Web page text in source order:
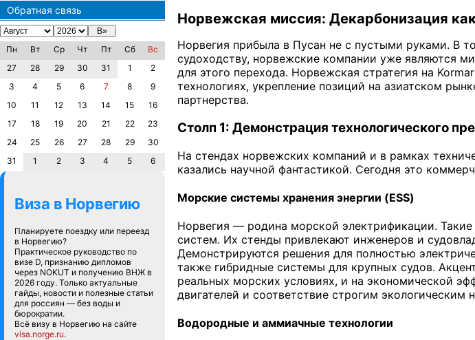
Обратная связь
Пн Вт Ср Чт Пт Сб
Вс
27
28 29 30 31 1
2
3
4 5 6 7 8
9
10
11 12 13 14 15
16
17
18 19 20 21 22
23
24
25 26 27 28 29
30
31
1 2 3 4 5 6
Виза в Норвегию
Планируете поездку или переезд
в Норвегию?
Практическое руководство по
визе D, признанию дипломов
через NOKUT и получению ВНЖ в
2026 году. Только актуальные
гайды, новости и полезные статьи
для россиян — без воды и
бюрократии.
Всё визу в Норвегию на сайте
visa.norge.ru.
Норвежская миссия: Декарбонизация
Норвегия прибыла в Пусан не с пустыми руками. В
судоходству, норвежские компании уже являются
для этого перехода. Норвежская стратегия на
технологиях, укрепление позиций на азиатском
партнерства.
Столп 1: Демонстрация технологического
На стендах норвежских компаний и в рамках
казались научной фантастикой. Сегодня это
Морские системы хранения энергии (ESS)
Норвегия — родина морской электрификации.
систем. Их стенды привлекают инженеров и
Демонстрируются решения для полностью
также гибридные системы для крупных судов.
реальных морских условиях, и на экономической
двигателей и соответствие строгим
Водородные и аммиачные технологии